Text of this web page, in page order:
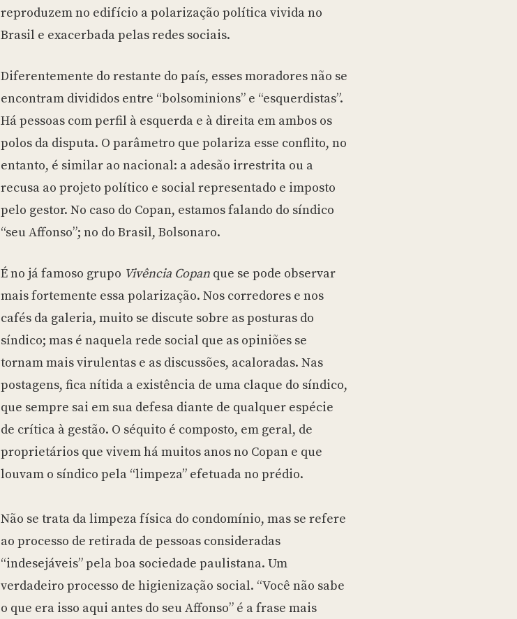
reproduzem no edifício a polarização política vivida no
Brasil e exacerbada pelas redes sociais.
Diferentemente do restante do país, esses moradores não se
encontram divididos entre “bolsominions” e “esquerdistas”.
Há pessoas com perfil à esquerda e à direita em ambos os
polos da disputa. O parâmetro que polariza esse conflito, no
entanto, é similar ao nacional: a adesão irrestrita ou a
recusa ao projeto político e social representado e imposto
pelo gestor. No caso do Copan, estamos falando do síndico
“seu Affonso”; no do Brasil, Bolsonaro.
É no já famoso grupo Vivência Copan que se pode observar
mais fortemente essa polarização. Nos corredores e nos
cafés da galeria, muito se discute sobre as posturas do
síndico; mas é naquela rede social que as opiniões se
tornam mais virulentas e as discussões, acaloradas. Nas
postagens, fica nítida a existência de uma claque do síndico,
que sempre sai em sua defesa diante de qualquer espécie
de crítica à gestão. O séquito é composto, em geral, de
proprietários que vivem há muitos anos no Copan e que
louvam o síndico pela “limpeza” efetuada no prédio.
Não se trata da limpeza física do condomínio, mas se refere
ao processo de retirada de pessoas consideradas
“indesejáveis” pela boa sociedade paulistana. Um
verdadeiro processo de higienização social. “Você não sabe
o que era isso aqui antes do seu Affonso” é a frase mais